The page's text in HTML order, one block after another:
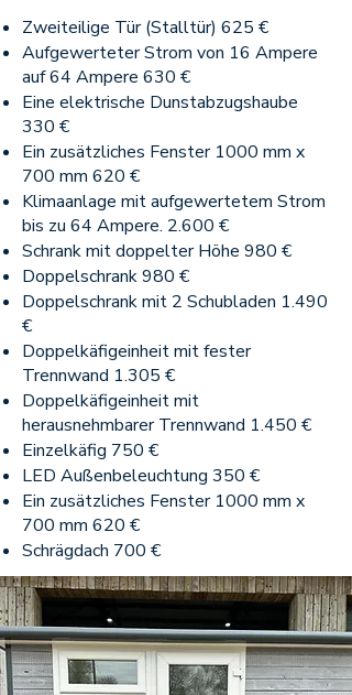
Zweiteilige Tür (Stalltür) 625 €
Aufgewerteter Strom von 16 Ampere
auf 64 Ampere 630 €
Eine elektrische Dunstabzugshaube
330 €
Ein zusätzliches Fenster 1000 mm x
700 mm 620 €
Klimaanlage mit aufgewertetem Strom
bis zu 64 Ampere. 2.600 €
Schrank mit doppelter Höhe 980 €
Doppelschrank 980 €
Doppelschrank mit 2 Schubladen 1.490
€
Doppelkäfigeinheit mit fester
Trennwand 1.305 €
Doppelkäfigeinheit mit
herausnehmbarer Trennwand 1.450 €
Einzelkäfig 750 €
LED Außenbeleuchtung 350 €
Ein zusätzliches Fenster 1000 mm x
700 mm 620 €
Schrägdach 700 €